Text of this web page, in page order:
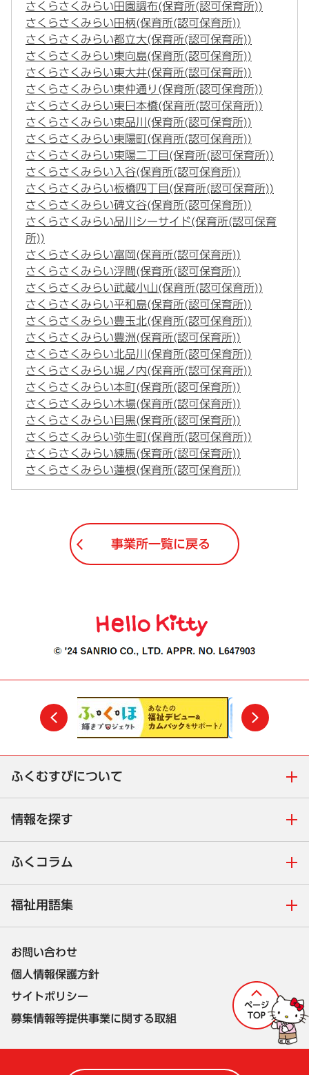
さくらさくみらい田園調布(保育所(認可保育所))
さくらさくみらい田柄(保育所(認可保育所))
さくらさくみらい都立大(保育所(認可保育所))
さくらさくみらい東向島(保育所(認可保育所))
さくらさくみらい東大井(保育所(認可保育所))
さくらさくみらい東仲通り(保育所(認可保育所))
さくらさくみらい東日本橋(保育所(認可保育所))
さくらさくみらい東品川(保育所(認可保育所))
さくらさくみらい東陽町(保育所(認可保育所))
さくらさくみらい東陽二丁目(保育所(認可保育所))
さくらさくみらい入谷(保育所(認可保育所))
さくらさくみらい板橋四丁目(保育所(認可保育所))
さくらさくみらい碑文谷(保育所(認可保育所))
さくらさくみらい品川シーサイド(保育所(認可保育
所))
さくらさくみらい富岡(保育所(認可保育所))
さくらさくみらい浮間(保育所(認可保育所))
さくらさくみらい武蔵小山(保育所(認可保育所))
さくらさくみらい平和島(保育所(認可保育所))
さくらさくみらい豊玉北(保育所(認可保育所))
さくらさくみらい豊洲(保育所(認可保育所))
さくらさくみらい北品川(保育所(認可保育所))
さくらさくみらい堀ノ内(保育所(認可保育所))
さくらさくみらい本町(保育所(認可保育所))
さくらさくみらい木場(保育所(認可保育所))
さくらさくみらい目黒(保育所(認可保育所))
さくらさくみらい弥生町(保育所(認可保育所))
さくらさくみらい練馬(保育所(認可保育所))
さくらさくみらい蓮根(保育所(認可保育所))
事業所一覧に戻る
前
ふくむすびについて
情報を探す
ふくコラム
福祉用語集
お問い合わせ
個人情報保護方針
サイトポリシー
募集情報等提供事業に関する取組
株式会社セルコ